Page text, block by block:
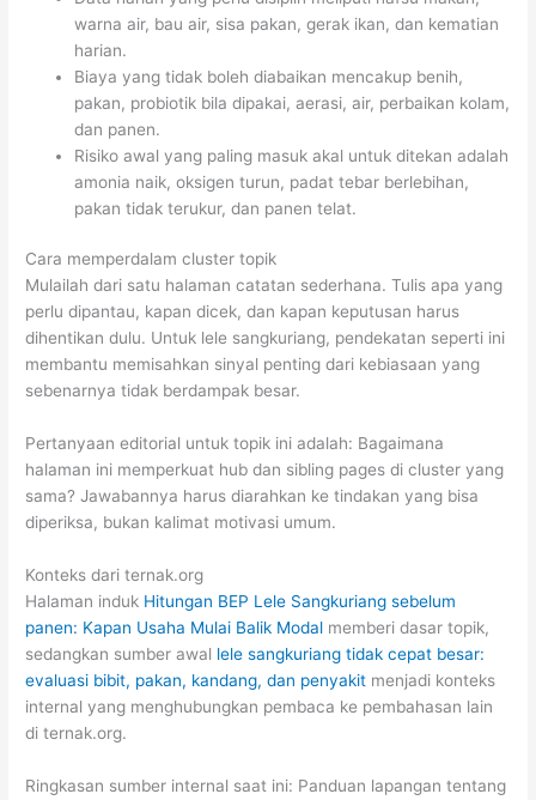
warna air, bau air, sisa pakan, gerak ikan, dan kematian
harian.
Biaya yang tidak boleh diabaikan mencakup benih,
pakan, probiotik bila dipakai, aerasi, air, perbaikan kolam,
dan panen.
Risiko awal yang paling masuk akal untuk ditekan adalah
amonia naik, oksigen turun, padat tebar berlebihan,
pakan tidak terukur, dan panen telat.
Cara memperdalam cluster topik
Mulailah dari satu halaman catatan sederhana. Tulis apa yang
perlu dipantau, kapan dicek, dan kapan keputusan harus
dihentikan dulu. Untuk lele sangkuriang, pendekatan seperti ini
membantu memisahkan sinyal penting dari kebiasaan yang
sebenarnya tidak berdampak besar.
Pertanyaan editorial untuk topik ini adalah: Bagaimana
halaman ini memperkuat hub dan sibling pages di cluster yang
sama? Jawabannya harus diarahkan ke tindakan yang bisa
diperiksa, bukan kalimat motivasi umum.
Konteks dari ternak.org
Halaman induk Hitungan BEP Lele Sangkuriang sebelum
panen: Kapan Usaha Mulai Balik Modal memberi dasar topik,
sedangkan sumber awal lele sangkuriang tidak cepat besar:
evaluasi bibit, pakan, kandang, dan penyakit menjadi konteks
internal yang menghubungkan pembaca ke pembahasan lain
di ternak.org.
Ringkasan sumber internal saat ini: Panduan lapangan tentang